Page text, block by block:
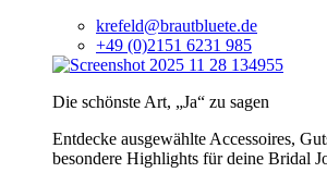
krefeld@brautbluete.de
+49 (0)2151 6231 985
Die schönste Art, „Ja“ zu sagen
Entdecke ausgewählte Accessoires,
besondere Highlights für deine Bridal